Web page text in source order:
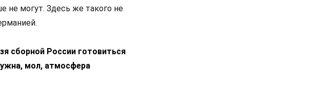
не могут. Здесь же такого не
сборной России готовиться
мол, атмосфера